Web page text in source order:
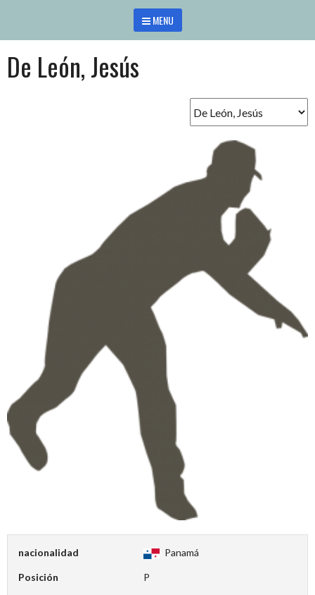
contenido
MENU
De León, Jesús
nacionalidad Panamá
Posición P